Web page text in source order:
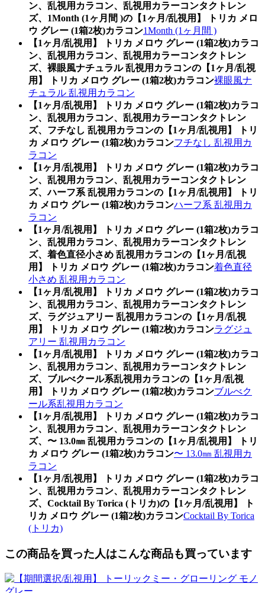
ン、乱視用カラコン、乱視用カラーコンタクトレン
ズ、1Month (1ヶ月間 )の【1ヶ月/乱視用】 トリカ メロ
ウ グレー (1箱2枚)カラコン1Month (1ヶ月間 )
【1ヶ月/乱視用】 トリカ メロウ グレー (1箱2枚)カラコ
ン、乱視用カラコン、乱視用カラーコンタクトレン
ズ、裸眼風ナチュラル 乱視用カラコンの【1ヶ月/乱視
用】 トリカ メロウ グレー (1箱2枚)カラコン裸眼風ナ
チュラル 乱視用カラコン
【1ヶ月/乱視用】 トリカ メロウ グレー (1箱2枚)カラコ
ン、乱視用カラコン、乱視用カラーコンタクトレン
ズ、フチなし 乱視用カラコンの【1ヶ月/乱視用】 トリ
カ メロウ グレー (1箱2枚)カラコンフチなし 乱視用カ
ラコン
【1ヶ月/乱視用】 トリカ メロウ グレー (1箱2枚)カラコ
ン、乱視用カラコン、乱視用カラーコンタクトレン
ズ、ハーフ系 乱視用カラコンの【1ヶ月/乱視用】 トリ
カ メロウ グレー (1箱2枚)カラコンハーフ系 乱視用カ
ラコン
【1ヶ月/乱視用】 トリカ メロウ グレー (1箱2枚)カラコ
ン、乱視用カラコン、乱視用カラーコンタクトレン
ズ、着色直径小さめ 乱視用カラコンの【1ヶ月/乱視
用】 トリカ メロウ グレー (1箱2枚)カラコン着色直径
小さめ 乱視用カラコン
【1ヶ月/乱視用】 トリカ メロウ グレー (1箱2枚)カラコ
ン、乱視用カラコン、乱視用カラーコンタクトレン
ズ、ラグジュアリー 乱視用カラコンの【1ヶ月/乱視
用】 トリカ メロウ グレー (1箱2枚)カラコンラグジュ
アリー 乱視用カラコン
【1ヶ月/乱視用】 トリカ メロウ グレー (1箱2枚)カラコ
ン、乱視用カラコン、乱視用カラーコンタクトレン
ズ、ブルべクール系乱視用カラコンの【1ヶ月/乱視
用】 トリカ メロウ グレー (1箱2枚)カラコンブルべク
ール系乱視用カラコン
【1ヶ月/乱視用】 トリカ メロウ グレー (1箱2枚)カラコ
ン、乱視用カラコン、乱視用カラーコンタクトレン
ズ、〜 13.0㎜ 乱視用カラコンの【1ヶ月/乱視用】 トリ
カ メロウ グレー (1箱2枚)カラコン〜 13.0㎜ 乱視用カ
ラコン
【1ヶ月/乱視用】 トリカ メロウ グレー (1箱2枚)カラコ
ン、乱視用カラコン、乱視用カラーコンタクトレン
ズ、Cocktail By Torica (トリカ)の【1ヶ月/乱視用】 ト
リカ メロウ グレー (1箱2枚)カラコンCocktail By Torica
(トリカ)
この商品を買った人はこんな商品も買っています